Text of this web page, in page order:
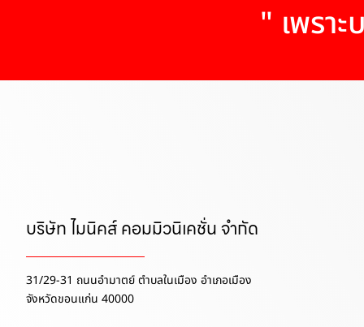
" เพรา
บริษัท ไมนิคส์ คอมมิวนิเคชั่น จำกัด
31/29-31 ถนนอำมาตย์ ตำบลในเมือง อำเภอเมือง
จังหวัดขอนแก่น 40000